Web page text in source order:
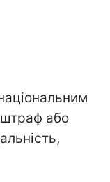
або